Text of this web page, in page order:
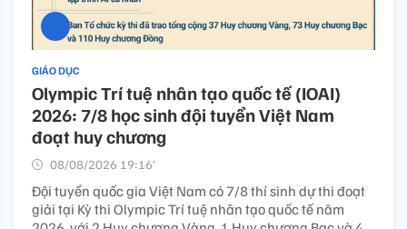
GIÁO DỤC
Olympic Trí tuệ nhân tạo quốc tế (IOAI)
2026: 7/8 học sinh đội tuyển Việt Nam
đoạt huy chương
08/08/2026 19:16’
Đội tuyển quốc gia Việt Nam có 7/8 thí sinh dự thi đoạt
giải tại Kỳ thi Olympic Trí tuệ nhân tạo quốc tế năm